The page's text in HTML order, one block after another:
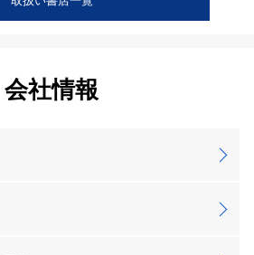
会社情報